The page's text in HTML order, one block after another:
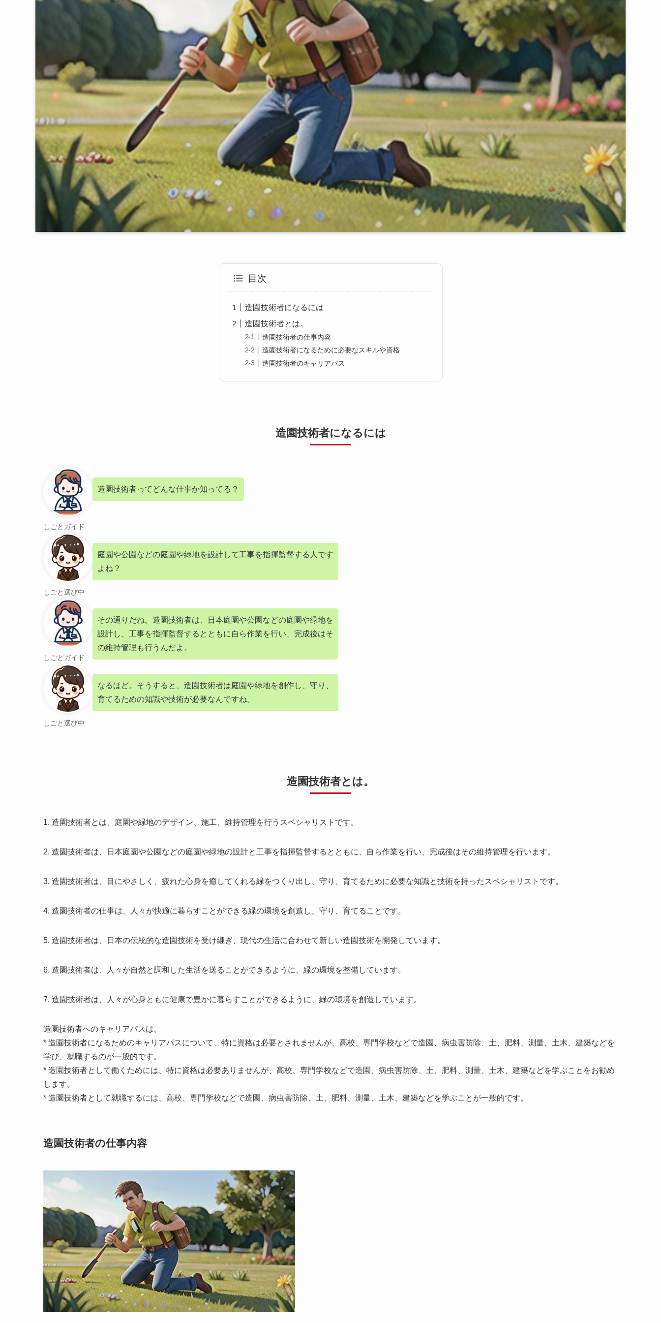
目次
造園技術者になるには
造園技術者とは。
造園技術者の仕事内容
造園技術者になるために必要なスキルや資格
造園技術者のキャリアパス
造園技術者になるには
しごとガイド
造園技術者ってどんな仕事か知ってる？
しごと選び中
庭園や公園などの庭園や緑地を設計して工事を指揮監督する人です
よね？
しごとガイド
その通りだね。造園技術者は、日本庭園や公園などの庭園や緑地を
設計し、工事を指揮監督するとともに自ら作業を行い、完成後はそ
の維持管理も行うんだよ。
しごと選び中
なるほど。そうすると、造園技術者は庭園や緑地を創作し、守り、
育てるための知識や技術が必要なんですね。
造園技術者とは。
1. 造園技術者とは、庭園や緑地のデザイン、施工、維持管理を行うスペシャリストです。
2. 造園技術者は、日本庭園や公園などの庭園や緑地の設計と工事を指揮監督するとともに、自ら作業を行い、完成後はその維持管理を行います。
3. 造園技術者は、目にやさしく、疲れた心身を癒してくれる緑をつくり出し、守り、育てるために必要な知識と技術を持ったスペシャリストです。
4. 造園技術者の仕事は、人々が快適に暮らすことができる緑の環境を創造し、守り、育てることです。
5. 造園技術者は、日本の伝統的な造園技術を受け継ぎ、現代の生活に合わせて新しい造園技術を開発しています。
6. 造園技術者は、人々が自然と調和した生活を送ることができるように、緑の環境を整備しています。
7. 造園技術者は、人々が心身ともに健康で豊かに暮らすことができるように、緑の環境を創造しています。
造園技術者へのキャリアパスは、
* 造園技術者になるためのキャリアパスについて、特に資格は必要とされませんが、高校、専門学校などで造園、病虫害防除、土、肥料、測量、土木、建築などを
学び、就職するのが一般的です。
* 造園技術者として働くためには、特に資格は必要ありませんが、高校、専門学校などで造園、病虫害防除、土、肥料、測量、土木、建築などを学ぶことをお勧め
します。
* 造園技術者として就職するには、高校、専門学校などで造園、病虫害防除、土、肥料、測量、土木、建築などを学ぶことが一般的です。
造園技術者の仕事内容